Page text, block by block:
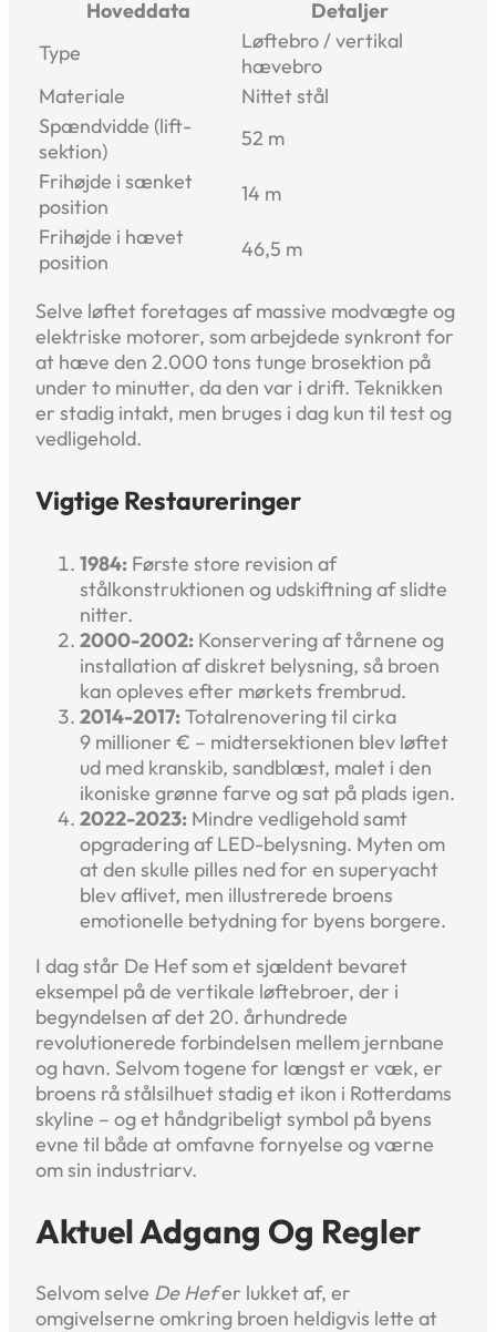
Hoveddata
Detaljer
Type
Løftebro / vertikal
hævebro
Materiale
Nittet stål
Spændvidde (lift-
sektion)
52 m
Frihøjde i sænket
position
14 m
Frihøjde i hævet
position
46,5 m
Selve løftet foretages af massive modvægte og
elektriske motorer, som arbejdede synkront for
at hæve den 2.000 tons tunge brosektion på
under to minutter, da den var i drift. Teknikken
er stadig intakt, men bruges i dag kun til test og
vedligehold.
Vigtige Restaureringer
1984: Første store revision af
stålkonstruktionen og udskiftning af slidte
nitter.
2000-2002: Konservering af tårnene og
installation af diskret belysning, så broen
kan opleves efter mørkets frembrud.
2014-2017:Totalrenovering til cirka
9 millioner € – midtersektionen blev løftet
ud med kranskib, sandblæst, malet i den
ikoniske grønne farve og sat på plads igen.
2022-2023: Mindre vedligehold samt
opgradering af LED-belysning. Myten om
at den skulle pilles ned for en superyacht
blev aflivet, men illustrerede broens
emotionelle betydning for byens borgere.
I dag står De Hef som et sjældent bevaret
eksempel på de vertikale løftebroer, der i
begyndelsen af det 20. århundrede
revolutionerede forbindelsen mellem jernbane
og havn. Selvom togene for længst er væk, er
broens rå stålsilhuet stadig et ikon i Rotterdams
skyline – og et håndgribeligt symbol på byens
evne til både at omfavne fornyelse og værne
om sin industriarv.
Aktuel Adgang Og Regler
Selvom selve De Hefer lukket af, er
omgivelserne omkring broen heldigvis lette at